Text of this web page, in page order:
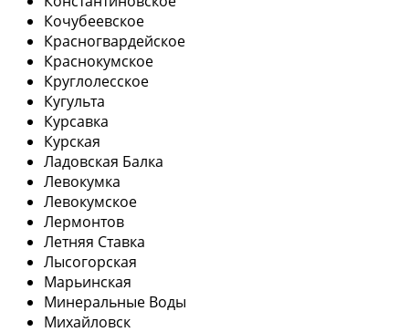
Кочубеевское
Красногвардейское
Краснокумское
Круглолесское
Кугульта
Курсавка
Курская
Ладовская Балка
Левокумка
Левокумское
Лермонтов
Летняя Ставка
Лысогорская
Марьинская
Минеральные Воды
Михайловск